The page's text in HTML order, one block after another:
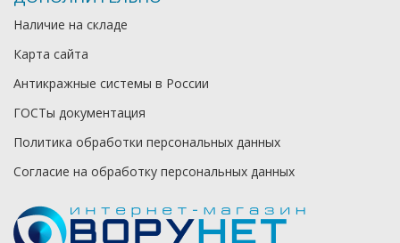
Наличие на складе
Карта сайта
Антикражные системы в России
ГОСТы документация
Политика обработки персональных данных
Согласие на обработку персональных данных